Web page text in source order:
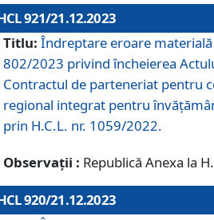
921/21.12.2023
Titlu: Îndreptare eroare materială
802/2023 privind încheierea
Contractul de parteneriat pentru
regional integrat pentru
prin H.C.L. nr. 1059/2022.
Observații : Republică Anexa la
920/21.12.2023